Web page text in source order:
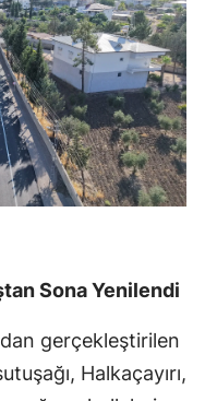
Sona Yenilendi
gerçekleştirilen
Halkaçayırı,